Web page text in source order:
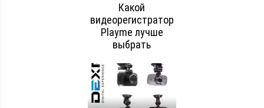
Какой
видеорегистратор
Playme лучше
выбрать